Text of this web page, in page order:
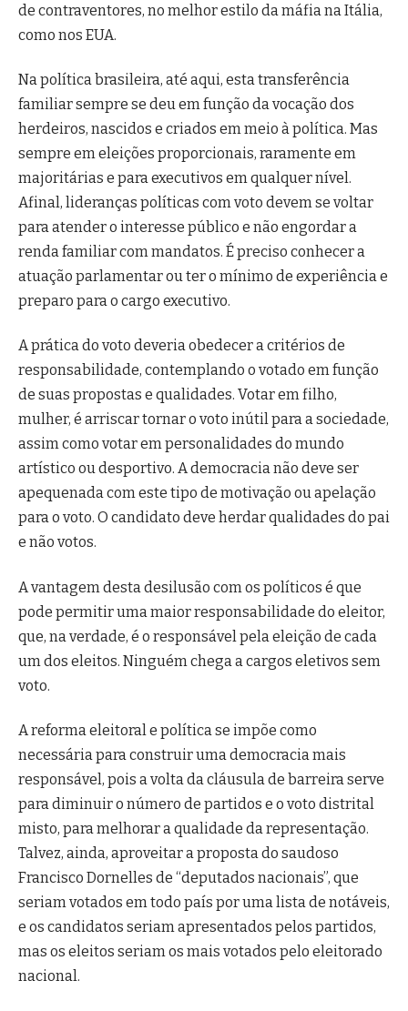
de contraventores, no melhor estilo da máfia na Itália,
como nos EUA.
Na política brasileira, até aqui, esta transferência
familiar sempre se deu em função da vocação dos
herdeiros, nascidos e criados em meio à política. Mas
sempre em eleições proporcionais, raramente em
majoritárias e para executivos em qualquer nível.
Afinal, lideranças políticas com voto devem se voltar
para atender o interesse público e não engordar a
renda familiar com mandatos. É preciso conhecer a
atuação parlamentar ou ter o mínimo de experiência e
preparo para o cargo executivo.
A prática do voto deveria obedecer a critérios de
responsabilidade, contemplando o votado em função
de suas propostas e qualidades. Votar em filho,
mulher, é arriscar tornar o voto inútil para a sociedade,
assim como votar em personalidades do mundo
artístico ou desportivo. A democracia não deve ser
apequenada com este tipo de motivação ou apelação
para o voto. O candidato deve herdar qualidades do pai
e não votos.
A vantagem desta desilusão com os políticos é que
pode permitir uma maior responsabilidade do eleitor,
que, na verdade, é o responsável pela eleição de cada
um dos eleitos. Ninguém chega a cargos eletivos sem
voto.
A reforma eleitoral e política se impõe como
necessária para construir uma democracia mais
responsável, pois a volta da cláusula de barreira serve
para diminuir o número de partidos e o voto distrital
misto, para melhorar a qualidade da representação.
Talvez, ainda, aproveitar a proposta do saudoso
Francisco Dornelles de “deputados nacionais”, que
seriam votados em todo país por uma lista de notáveis,
e os candidatos seriam apresentados pelos partidos,
mas os eleitos seriam os mais votados pelo eleitorado
nacional.